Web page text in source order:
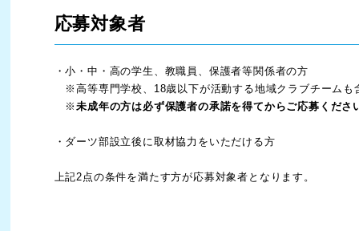
応募対象者
・小・中・高の学生、教職員、保護者等関係者の方
※高等専門学校、18歳以下が活動する地域クラブチームも
※未成年の方は必ず保護者の承諾を得てからご応募くださ
・ダーツ部設立後に取材協力をいただける方
上記2点の条件を満たす方が応募対象者となります。